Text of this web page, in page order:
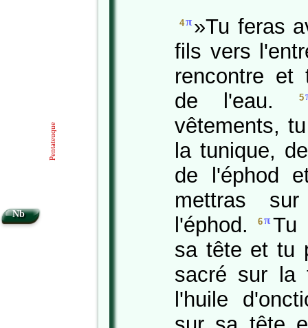
4π »Tu feras
fils vers
rencontre et
de l'eau.
5
vêtements,
la tunique,
de l'éphod
mettras
l'éphod.6π Tu
sa tête et tu
sacré sur
l'huile
Nb
Pentateuque